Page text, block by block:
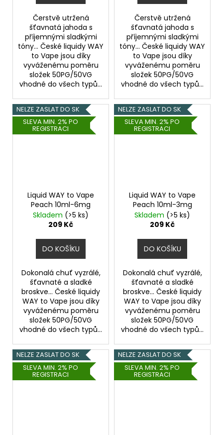
Čerstvě utržená
šťavnatá jahoda s
příjemnými sladkými
tóny... České liquidy WAY
to Vape jsou díky
vyváženému poměru
složek 50PG/50VG
vhodné do všech typů...
Čerstvě utržená
šťavnatá jahoda s
příjemnými sladkými
tóny... České liquidy WAY
to Vape jsou díky
vyváženému poměru
složek 50PG/50VG
vhodné do všech typů...
NELZE ZASLAT DO SK
SLEVA MIN. 2% PO
REGISTRACI
Liquid WAY to Vape
Peach 10ml-6mg
Skladem (>5 ks)
209 Kč
DO KOŠÍKU
Dokonalá chuť vyzrálé,
šťavnaté a sladké
broskve... České liquidy
WAY to Vape jsou díky
vyváženému poměru
složek 50PG/50VG
vhodné do všech typů...
NELZE ZASLAT DO SK
SLEVA MIN. 2% PO
REGISTRACI
Liquid WAY to Vape
Peach 10ml-3mg
Skladem (>5 ks)
209 Kč
DO KOŠÍKU
Dokonalá chuť vyzrálé,
šťavnaté a sladké
broskve... České liquidy
WAY to Vape jsou díky
vyváženému poměru
složek 50PG/50VG
vhodné do všech typů...
NELZE ZASLAT DO SK
SLEVA MIN. 2% PO
REGISTRACI
NELZE ZASLAT DO SK
SLEVA MIN. 2% PO
REGISTRACI